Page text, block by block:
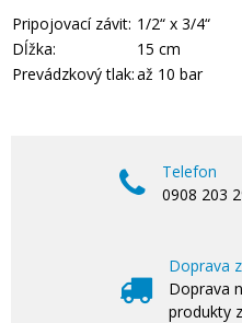
Pripojovací závit: 1/2“ x 3/4“
Dĺžka:
15 cm
Prevádzkový tlak:až 10 bar
Telefon
0908 203
Doprava
Doprava
produkty